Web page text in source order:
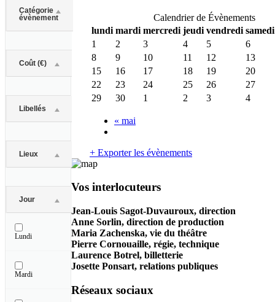
Utilizing
dynamically
update
Catégorie
évènement
Coût (€)
Libellés
Lieux
Jour
Lundi
Mardi
Calendrier de Évènements
lundi mardi mercredi jeudi vendredi samedi
1
2 3 4 5
6
8
9 10 11 12
13
15
16 17 18 19
20
22
23 24 25 26
27
29
30 1 2 3 4
« mai
+ Exporter les évènements
Vos interlocuteurs
Jean-Louis Sagot-Duvauroux, direction
Anne Sorlin, direction de production
Maria Zachenska, vie du théâtre
Pierre Cornouaille, régie, technique
Laurence Botrel, billetterie
Josette Ponsart, relations publiques
Réseaux sociaux